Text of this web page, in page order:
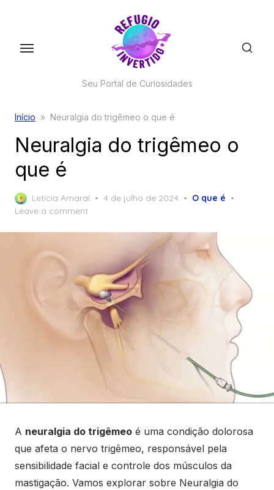
Seu Portal de Curiosidades
Início » Neuralgia do trigêmeo o que é
Neuralgia do trigêmeo o
que é
Leticia Amaral
Posted
4 de julho de 2024
O que é
Leave a comment
A neuralgia do trigêmeo é uma condição dolorosa
que afeta o nervo trigêmeo, responsável pela
sensibilidade facial e controle dos músculos da
mastigação. Vamos explorar sobre Neuralgia do